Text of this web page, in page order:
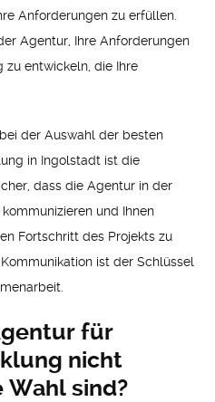
Anforderungen zu erfüllen.
Agentur, Ihre Anforderungen
zu entwickeln, die Ihre
der Auswahl der besten
in Ingolstadt ist die
dass die Agentur in der
und Ihnen
Fortschritt des Projekts zu
ist der Schlüssel
für
nicht
Wahl sind?